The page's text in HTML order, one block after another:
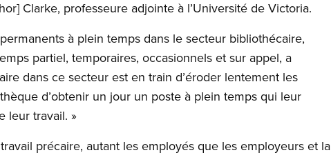
Clarke, professeure adjointe à l’Université de Victoria.
à plein temps dans le secteur bibliothécaire,
partiel, temporaires, occasionnels et sur appel, a
dans ce secteur est en train d’éroder lentement les
d’obtenir un jour un poste à plein temps qui leur
leur travail. »
précaire, autant les employés que les employeurs et la